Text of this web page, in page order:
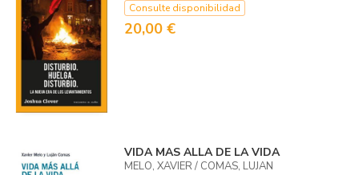
Consulte disponibilidad
20,00 €
VIDA MAS ALLA DE LA VIDA
MELO, XAVIER / COMAS, LUJAN